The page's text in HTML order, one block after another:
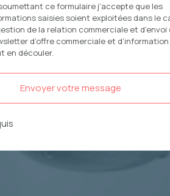
ce formulaire j'accepte que les
saisies soient exploitées dans le
de la relation commerciale et d’envoi
d’offre commerciale et d’information
en découler.